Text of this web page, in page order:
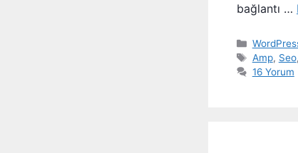
bağlantı …
Etiketler
Amp, Seo,
16 Yorum